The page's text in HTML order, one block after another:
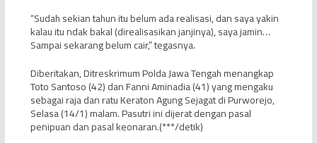
“Sudah sekian tahun itu belum ada realisasi, dan saya yakin
kalau itu ndak bakal (direalisasikan janjinya), saya jamin…
Sampai sekarang belum cair,” tegasnya.
Diberitakan, Ditreskrimum Polda Jawa Tengah menangkap
Toto Santoso (42) dan Fanni Aminadia (41) yang mengaku
sebagai raja dan ratu Keraton Agung Sejagat di Purworejo,
Selasa (14/1) malam. Pasutri ini dijerat dengan pasal
penipuan dan pasal keonaran.(***/detik)